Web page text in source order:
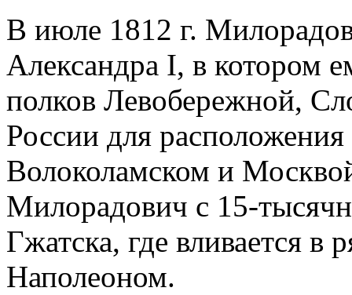
В июле 1812 г.
Александра І, в котором
полков Левобережной,
России для
Волоколамском и
Милорадович с 15-
Гжатска, где вливается
Наполеоном.